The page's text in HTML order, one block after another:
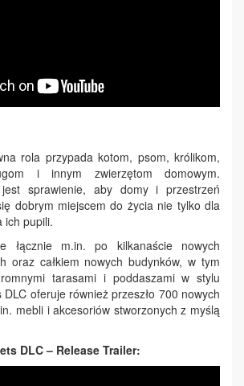
rola przypada kotom, psom, królikom,
i innym zwierzętom domowym.
jest sprawienie, aby domy i przestrzeń
dobrym miejscem do życia nie tylko dla
ich pupili.
łącznie m.in. po kilkanaście nowych
oraz całkiem nowych budynków, w tym
tarasami i poddaszami w stylu
oferuje również przeszło 700 nowych
mebli i akcesoriów stworzonych z myślą
DLC – Release Trailer: